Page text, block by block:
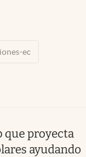
ec
que proyecta
ayudando